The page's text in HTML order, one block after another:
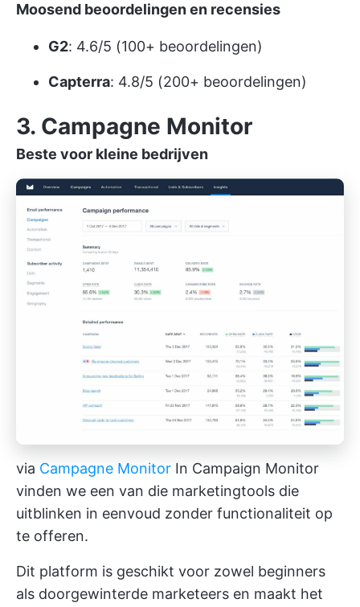
Moosend beoordelingen en recensies
G2: 4.6/5 (100+ beoordelingen)
Capterra: 4.8/5 (200+ beoordelingen)
3. Campagne Monitor
Beste voor kleine bedrijven
via Campagne Monitor In Campaign Monitor
vinden we een van die marketingtools die
uitblinken in eenvoud zonder functionaliteit op
te offeren.
Dit platform is geschikt voor zowel beginners
als doorgewinterde marketeers en maakt het